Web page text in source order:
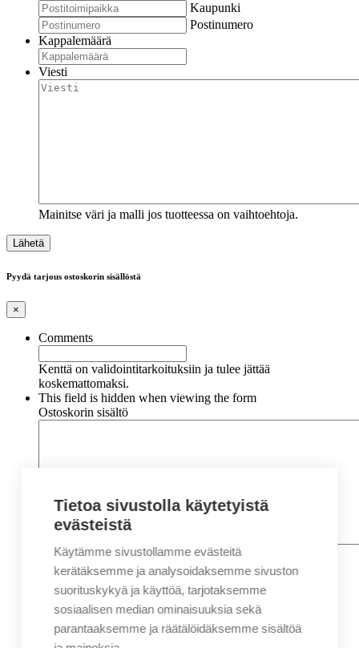
Kaupunki
Postinumero
Kappalemäärä
Viesti
Mainitse väri ja malli jos tuotteessa on vaihtoehtoja.
Pyydä tarjous ostoskorin sisällöstä
×
Comments
Kenttä on validointitarkoituksiin ja tulee jättää
koskemattomaksi.
This field is hidden when viewing the form
Ostoskorin sisältö
Nimi*
Etunimi
Sukunimi
Sähköposti*
Tietoa sivustolla käytetyistä
evästeistä
Käytämme sivustollamme evästeitä
kerätäksemme ja analysoidaksemme sivuston
suorituskykyä ja käyttöä, tarjotaksemme
sosiaalisen median ominaisuuksia sekä
parantaaksemme ja räätälöidäksemme sisältöä